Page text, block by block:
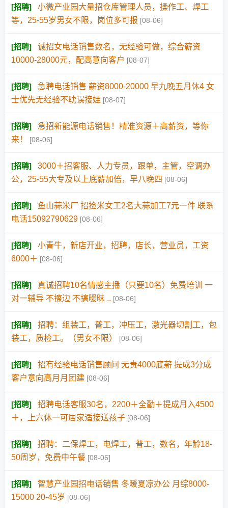
[招聘]
小微产业园大量招仓库管理人员，操作工、焊工
等，25-55岁男女不限，岗位多可报 [08-06]
[招聘]
诚招女电话销售数名，无经验可做，综合薪资
10000-28000元，配高意向客户 [08-07]
[招聘]
急聘电话销售 薪资8000-20000 早九晚五月休4 女
士优先无经验不耽误接娃 [08-07]
[招聘]
急招新能源电话销售！精准资源＋高薪资，等你
来！
[08-06]
[招聘]
3000＋招客服、人力专员，跟单，主管，空调办
公，25-55大专及以上底薪加倍，早八晚四 [08-06]
[招聘]
鱼山蒜米厂 招捡米女工2名大蒜加工7元一件 联系
电话15092790629 [08-06]
[招聘]
小青牛，新店开业，招聘，店长，营业员，工资
6000＋ [08-06]
[招聘]
真诚招聘10名情感主播（只要10名）免费培训 一
对一辅导 不擦边 不搞暧昧 .. [08-06]
[招聘]
招聘：组装工，普工，冲压工，激光器切割工，包
装工，质检工。（男女不限）
[08-06]
[招聘]
招有经验电话销售顾问 无责4000底薪 提成3分成
客户意向高月月团建 [08-06]
[招聘]
招聘电话客服30名，2200＋全勤＋提成月入4500
＋，上六休一可居家适接送孩子 [08-06]
[招聘]
招聘：二保焊工，电焊工，普工，数名，年龄18-
50周岁，免费中午餐 [08-06]
[招聘]
智慧产业园招电话销售 冬暖夏凉办公 月综8000-
15000 20-45岁 [08-06]